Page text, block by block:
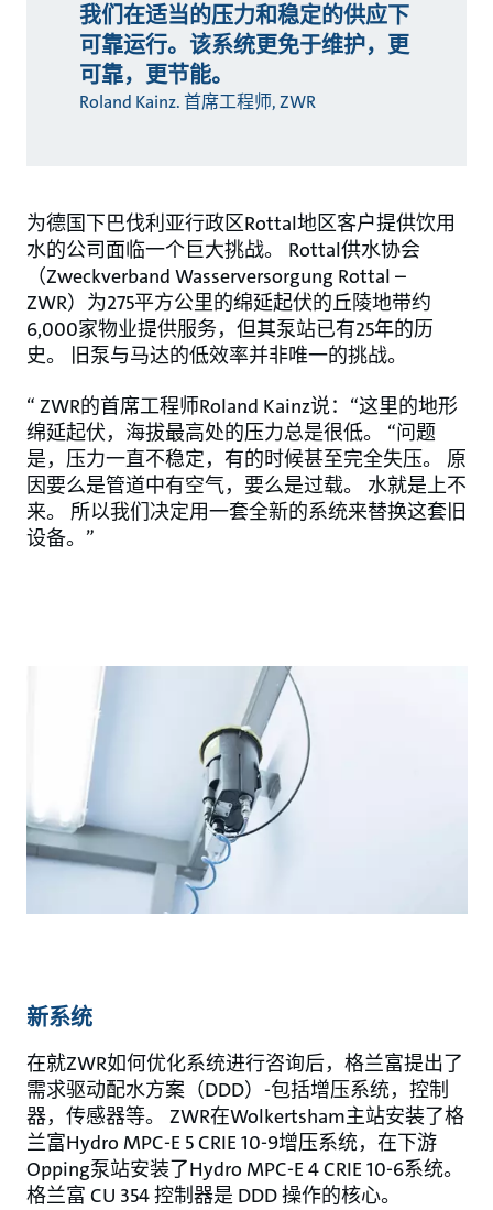
我们在适当的压力和稳定的供应下
可靠运行。该系统更免于维护，更
可靠，更节能。
Roland Kainz. 首席工程师, ZWR
为德国下巴伐利亚行政区Rottal地区客户提供饮用
水的公司面临一个巨大挑战。 Rottal供水协会
（Zweckverband Wasserversorgung Rottal –
ZWR）为275平方公里的绵延起伏的丘陵地带约
6,000家物业提供服务，但其泵站已有25年的历
史。 旧泵与马达的低效率并非唯一的挑战。
“ ZWR的首席工程师Roland Kainz说：“这里的地形
绵延起伏，海拔最高处的压力总是很低。 “问题
是，压力一直不稳定，有的时候甚至完全失压。 原
因要么是管道中有空气，要么是过载。 水就是上不
来。 所以我们决定用一套全新的系统来替换这套旧
设备。”
新系统
在就ZWR如何优化系统进行咨询后，格兰富提出了
需求驱动配水方案（DDD）-包括增压系统，控制
器，传感器等。 ZWR在Wolkertsham主站安装了格
兰富Hydro MPC-E 5 CRIE 10-9增压系统，在下游
Opping泵站安装了Hydro MPC-E 4 CRIE 10-6系统。
格兰富 CU 354 控制器是 DDD 操作的核心。